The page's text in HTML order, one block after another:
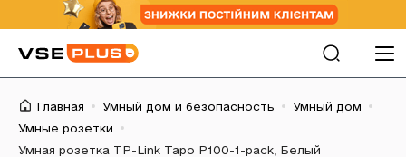
Главная Умный дом и безопасность
Умный дом
Умные розетки
Умная розетка TP-Link Tapo P100-1-pack, Белый